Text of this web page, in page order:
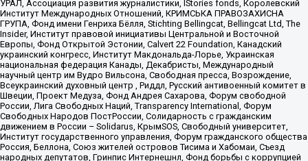
УРАЛ, Ассоциация развития журналистики, IStories fonds, Королевский
Институт Международных Отношений, КРИМСЬКА ПРАВОЗАХИСНА
ГРУПА, Фонд имени Генриха Бёлля, Stichting Bellingcat, Bellingcat Ltd, The
Insider, Институт правовой инициативы Центральной и Восточной
Европы, Фонд Открытой Эстонии, Calvert 22 Foundation, Канадский
украинский конгресс, Институт Макдональда-Лорье, Украинская
национальная федерация Канады, Декабристы, Международный
научный центр им Вудро Вильсона, Свободная пресса, Возрождение,
Всеукраинский духовный центр , Риддл, Русский антивоенный комитет в
Швеции, Проект Медуза, Фонд Андрея Сахарова, Форум свободной
России, Лига Свободных Наций, Transparеncy International, Форум
Свободных Народов ПостРоссии, Солидарность с гражданским
движением в России – Solidarus, КрымSOS, Свободный университет,
Институт государственного управления, Форум гражданского общества
Россия, Беллона, Союз жителей островов Тисима и Хабомаи, Съезд
народных депутатов, Гринпис Интернешнл, Фонд борьбы с коррупцией